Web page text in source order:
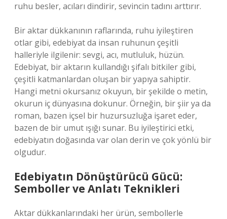
ruhu besler, acıları dindirir, sevincin tadını arttırır.
Bir aktar dükkanının raflarında, ruhu iyileştiren
otlar gibi, edebiyat da insan ruhunun çeşitli
halleriyle ilgilenir: sevgi, acı, mutluluk, hüzün.
Edebiyat, bir aktarın kullandığı şifalı bitkiler gibi,
çeşitli katmanlardan oluşan bir yapıya sahiptir.
Hangi metni okursanız okuyun, bir şekilde o metin,
okurun iç dünyasına dokunur. Örneğin, bir şiir ya da
roman, bazen içsel bir huzursuzluğa işaret eder,
bazen de bir umut ışığı sunar. Bu iyileştirici etki,
edebiyatın doğasında var olan derin ve çok yönlü bir
olgudur.
Edebiyatın Dönüştürücü Gücü:
Semboller ve Anlatı Teknikleri
Aktar dükkanlarındaki her ürün, sembollerle